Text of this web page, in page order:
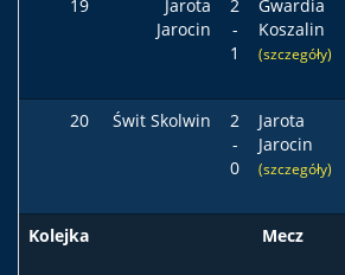
19
Jarota
Jarocin
2
-
1
Gwardia
Koszalin
(szczegóły)
20 Świt Skolwin
2
-
0
Jarota
Jarocin
(szczegóły)
Kolejka Mecz